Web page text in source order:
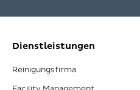
Dienstleistungen
Reinigungsfirma